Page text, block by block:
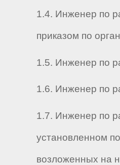
1.4. Инженер по
приказом по
1.5. Инженер по
1.6. Инженер по
1.7. Инженер по
установленном
возложенных на